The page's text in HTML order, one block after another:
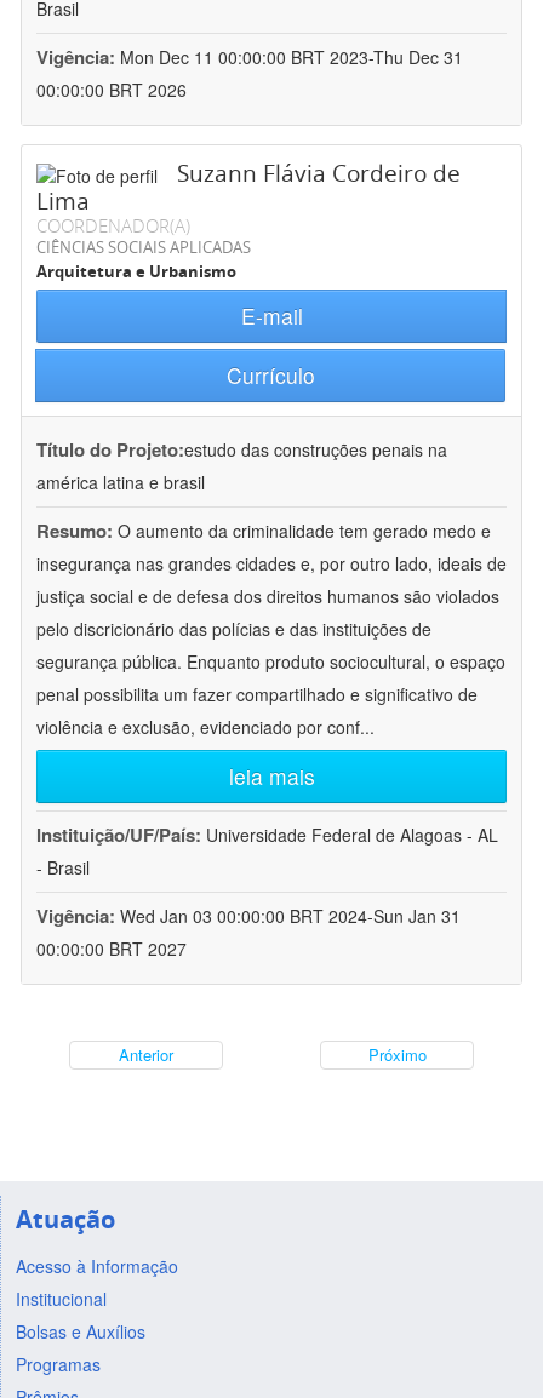
Brasil
Vigência: Mon Dec 11 00:00:00 BRT 2023-Thu Dec 31
00:00:00 BRT 2026
Suzann Flávia Cordeiro de
Lima
COORDENADOR(A)
CIÊNCIAS SOCIAIS APLICADAS
Arquitetura e Urbanismo
E-mail
Currículo
Título do Projeto:estudo das construções penais na
américa latina e brasil
Resumo: O aumento da criminalidade tem gerado medo e
insegurança nas grandes cidades e, por outro lado, ideais de
justiça social e de defesa dos direitos humanos são violados
pelo discricionário das polícias e das instituições de
segurança pública. Enquanto produto sociocultural, o espaço
penal possibilita um fazer compartilhado e significativo de
violência e exclusão, evidenciado por conf...
leia mais
Instituição/UF/País: Universidade Federal de Alagoas - AL
- Brasil
Vigência: Wed Jan 03 00:00:00 BRT 2024-Sun Jan 31
00:00:00 BRT 2027
Anterior Próximo
Atuação
Acesso à Informação
Institucional
Bolsas e Auxílios
Programas